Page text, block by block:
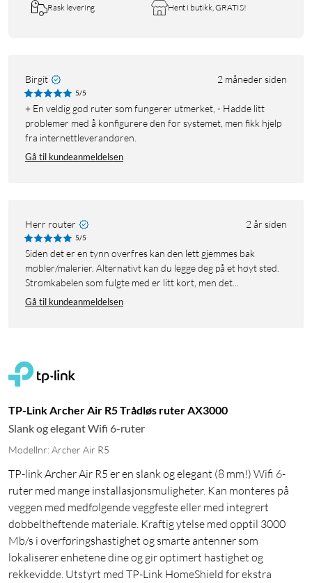
Rask levering Hent i butikk, GRATIS!
Birgit 2 måneder siden
5/5
+ En veldig god ruter som fungerer utmerket, - Hadde litt
problemer med å konfigurere den for systemet, men fikk hjelp
fra internettleverandøren.
Gå til kundeanmeldelsen
Herr router 2 år siden
5/5
Siden det er en tynn overfres kan den lett gjemmes bak
møbler/malerier. Alternativt kan du legge deg på et høyt sted.
Strømkabelen som fulgte med er litt kort, men det...
Gå til kundeanmeldelsen
TP-Link Archer Air R5 Trådløs ruter AX3000
Slank og elegant Wifi 6-ruter
Modellnr: Archer Air R5
TP-link Archer Air R5 er en slank og elegant (8 mm!) Wifi 6-
ruter med mange installasjonsmuligheter. Kan monteres på
veggen med medfølgende veggfeste eller med integrert
dobbeltheftende materiale. Kraftig ytelse med opptil 3000
Mb/s i overføringshastighet og smarte antenner som
lokaliserer enhetene dine og gir optimert hastighet og
rekkevidde. Utstyrt med TP-Link HomeShield for ekstra